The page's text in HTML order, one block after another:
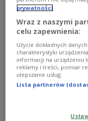
Żyjemy w świecie, w
zastanawiamy się,
za chwilę mogą nas
ciała, ale
Tymczasem
czym przekonują
Festiwalu Energii
Zobacz więcej na temat:
prywatności
Wraz z naszymi
celu zapewnienia:
Użycie dokładnych
charakterystyki
informacji na urządzeniu
reklamy i treści, pomiar
ulepszanie usług.
Lista partnerów